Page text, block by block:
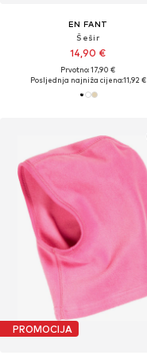
EN FANT
Šešir
14,90 €
Prvotno: 17,90 €
Posljednja najniža cijena:11,92 €
PROMOCIJA